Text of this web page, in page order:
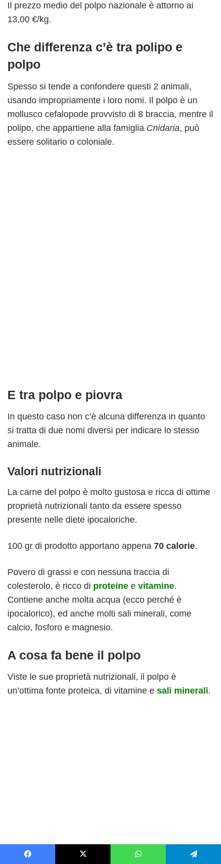
Il prezzo medio del polpo nazionale è attorno ai
13,00 €/kg.
Che differenza c’è tra polipo e
polpo
Spesso si tende a confondere questi 2 animali,
usando impropriamente i loro nomi. Il polpo è un
mollusco cefalopode provvisto di 8 braccia, mentre il
polipo, che appartiene alla famiglia Cnidaria, può
essere solitario o coloniale.
E tra polpo e piovra
In questo caso non c’è alcuna differenza in quanto
si tratta di due nomi diversi per indicare lo stesso
animale.
Valori nutrizionali
La carne del polpo è molto gustosa e ricca di ottime
proprietà nutrizionali tanto da essere spesso
presente nelle diete ipocaloriche.
100 gr di prodotto apportano appena 70 calorie.
Povero di grassi e con nessuna traccia di
colesterolo, è ricco di proteine e vitamine.
Contiene anche molta acqua (ecco perché è
ipocalorico), ed anche molti sali minerali, come
calcio, fosforo e magnesio.
A cosa fa bene il polpo
Viste le sue proprietà nutrizionali, il polpo è
un’ottima fonte proteica, di vitamine e sali minerali.